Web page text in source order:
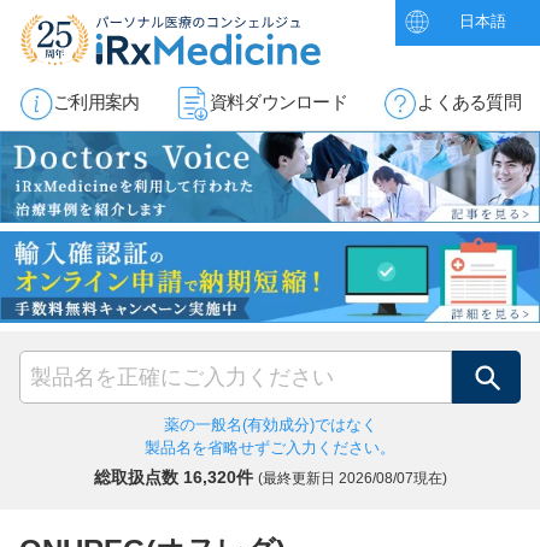
日本語
ご利用案内 資料ダウンロード よくある質問
検索
薬の一般名(有効成分)ではなく
製品名を省略せずご入力ください。
総取扱点数 16,320件 (最終更新日 2026/08/07現在)